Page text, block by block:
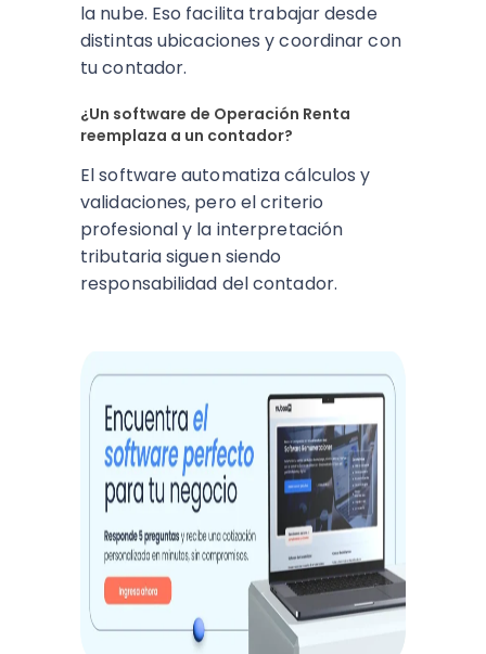
la nube. Eso facilita trabajar desde
distintas ubicaciones y coordinar con
tu contador.
¿Un software de Operación Renta
reemplaza a un contador?
El software automatiza cálculos y
validaciones, pero el criterio
profesional y la interpretación
tributaria siguen siendo
responsabilidad del contador.